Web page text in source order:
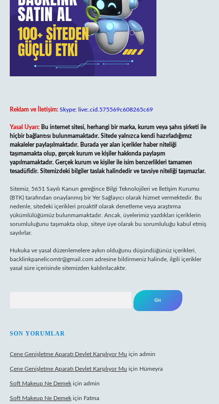
Reklam ve İletişim: Skype: live:.cid.575569c608265c69
Yasal Uyarı: Bu internet sitesi, herhangi bir marka, kurum veya şahıs şirketi ile
hiçbir bağlantısı bulunmamaktadır. Sitede yalnızca kendi hazırladığımız
makaleler paylaşılmaktadır. Burada yer alan içerikler haber niteliği
taşımamakta olup, gerçek kurum ve kişiler hakkında paylaşım
yapılmamaktadır. Gerçek kurum ve kişiler ile isim benzerlikleri tamamen
tesadüfidir. Sitemizdeki bilgiler taslak halindedir ve tavsiye niteliği taşımazlar.
Sitemiz, 5651 Sayılı Kanun gereğince Bilgi Teknolojileri ve İletişim Kurumu
(BTK) tarafından onaylanmış bir Yer Sağlayıcı olarak hizmet vermektedir. Bu
nedenle, sitedeki içerikleri proaktif olarak denetleme veya araştırma
yükümlülüğümüz bulunmamaktadır. Ancak, üyelerimiz yazdıkları içeriklerin
sorumluluğunu taşımakta olup, siteye üye olarak bu sorumluluğu kabul etmiş
sayılırlar.
Hukuka ve yasal düzenlemelere aykırı olduğunu düşündüğünüz içerikleri,
backlinkpanelicomtr@gmail.com adresine bildirmeniz halinde, ilgili içerikler
yasal süre içerisinde sitemizden kaldırılacaktır.
SON YORUMLAR
Çene Genişletme Aparatı Devlet Karşılıyor Mu için admin
Çene Genişletme Aparatı Devlet Karşılıyor Mu için Hümeyra
Soft Makeup Ne Demek için admin
Soft Makeup Ne Demek için Fatma